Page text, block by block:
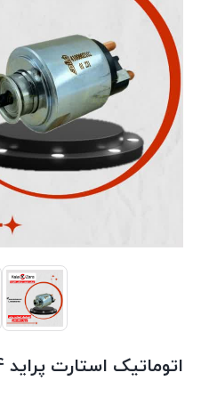
اتوماتیک استارت پراید 4 زغاله فنام